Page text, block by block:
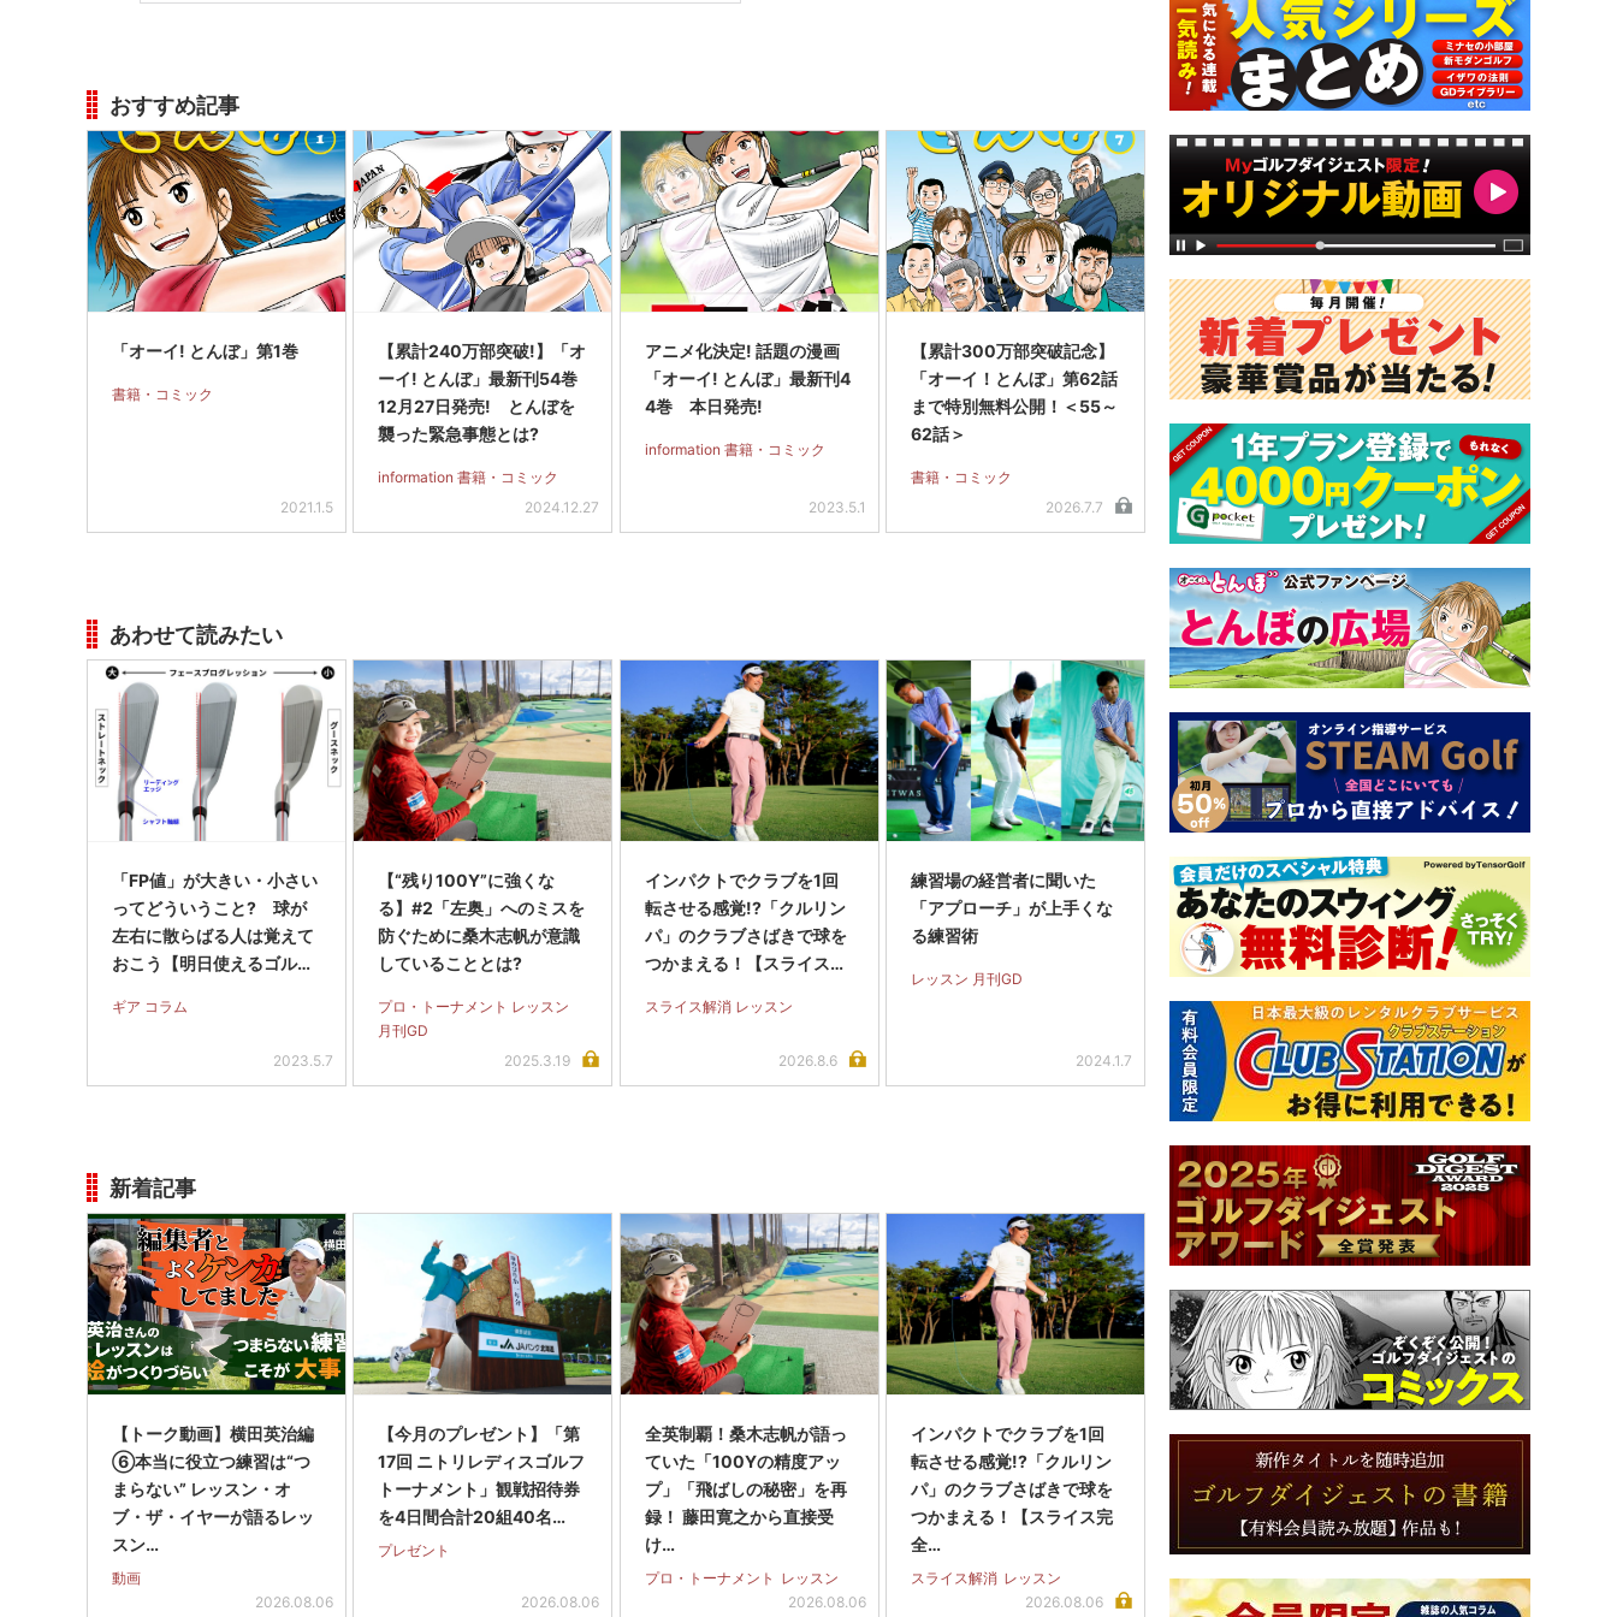
おすすめ記事
「オーイ! とんぼ」第1巻
書籍・コミック
2021.1.5
【累計240万部突破!】「オ
ーイ! とんぼ」最新刊54巻
12月27日発売! とんぼを
襲った緊急事態とは?
information 書籍・コミック
2024.12.27
アニメ化決定! 話題の漫画
「オーイ! とんぼ」最新刊4
4巻 本日発売!
information 書籍・コミック
2023.5.1
【累計300万部突破記念】
「オーイ！とんぼ」第62話
まで特別無料公開！＜55～
62話＞
書籍・コミック
2026.7.7
あわせて読みたい
「FP値」が大きい・小さい
ってどういうこと? 球が
左右に散らばる人は覚えて
おこう【明日使えるゴルフ
ギア コラム
2023.5.7
【“残り100Y”に強くな
る】#2「左奥」へのミスを
防ぐために桑木志帆が意識
していることとは?
プロ・トーナメント レッスン
月刊GD
2025.3.19
インパクトでクラブを1回
転させる感覚!?「クルリン
パ」のクラブさばきで球を
つかまえる！【スライス完
スライス解消 レッスン
2026.8.6
練習場の経営者に聞いた
「アプローチ」が上手くな
る練習術
レッスン 月刊GD
2024.1.7
新着記事
【トーク動画】横田英治編
⑥本当に役立つ練習は“つ
まらない” レッスン・オ
ブ・ザ・イヤーが語るレッ
スン…
動画
2026.08.06
【今月のプレゼント】「第
17回 ニトリレディスゴルフ
トーナメント」観戦招待券
を4日間合計20組40名…
プレゼント
2026.08.06
全英制覇！桑木志帆が語っ
ていた「100Yの精度アッ
プ」「飛ばしの秘密」を再
録！ 藤田寛之から直接受
け…
プロ・トーナメント レッスン
2026.08.06
インパクトでクラブを1回
転させる感覚!?「クルリン
パ」のクラブさばきで球を
つかまえる！【スライス完
全…
スライス解消 レッスン
2026.08.06